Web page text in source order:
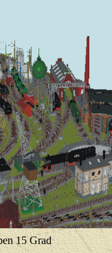
15 Grad